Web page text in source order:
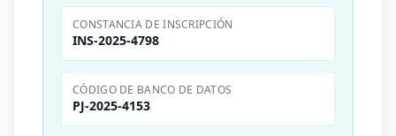
CONSTANCIA DE INSCRIPCIÓN
INS-2025-4798
CÓDIGO DE BANCO DE DATOS
PJ-2025-4153